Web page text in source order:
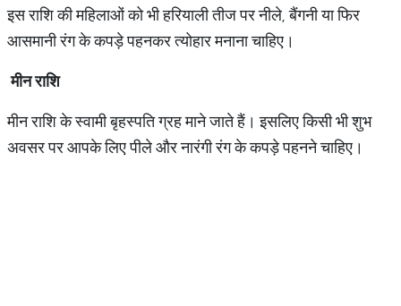
इस राशि की महिलाओं को भी हरियाली तीज पर नीले, बैंगनी या फिर
आसमानी रंग के कपड़े पहनकर त्‍योहार मनाना चाहिए।
मीन राशि
मीन राशि के स्‍वामी बृहस्‍पति ग्रह माने जाते हैं। इसलिए किसी भी शुभ
अवसर पर आपके लिए पीले और नारंगी रंग के कपड़े पहनने चाहिए।